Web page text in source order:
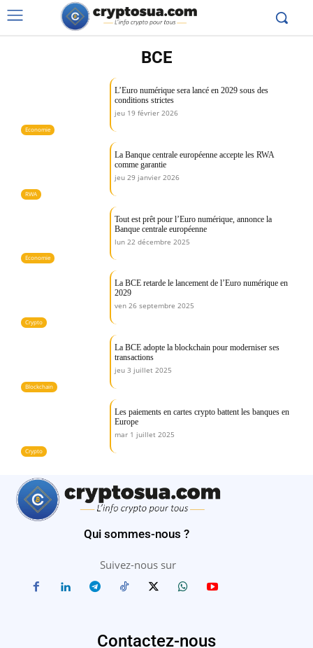
BCE
Economie
L’Euro numérique sera lancé en 2029 sous des
conditions strictes
jeu 19 février 2026
RWA
La Banque centrale européenne accepte les RWA
comme garantie
jeu 29 janvier 2026
Economie
Tout est prêt pour l’Euro numérique, annonce la
Banque centrale européenne
lun 22 décembre 2025
Crypto
La BCE retarde le lancement de l’Euro numérique en
2029
ven 26 septembre 2025
Blockchain
La BCE adopte la blockchain pour moderniser ses
transactions
jeu 3 juillet 2025
Crypto
Les paiements en cartes crypto battent les banques en
Europe
mar 1 juillet 2025
Qui sommes-nous ?
Suivez-nous sur
Contactez-nous